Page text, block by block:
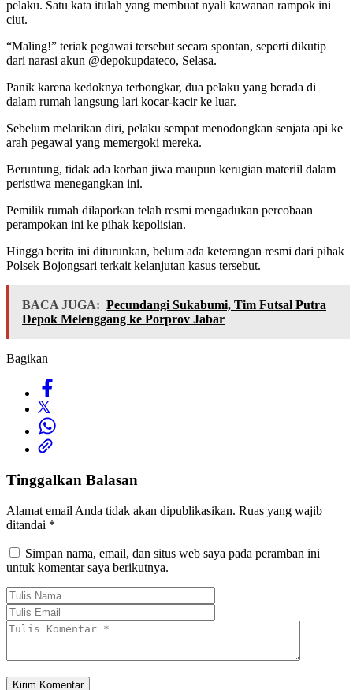
pelaku. Satu kata itulah yang membuat nyali kawanan rampok ini
ciut.
“Maling!” teriak pegawai tersebut secara spontan, seperti dikutip
dari narasi akun @depokupdateco, Selasa.
Panik karena kedoknya terbongkar, dua pelaku yang berada di
dalam rumah langsung lari kocar-kacir ke luar.
Sebelum melarikan diri, pelaku sempat menodongkan senjata api ke
arah pegawai yang memergoki mereka.
Beruntung, tidak ada korban jiwa maupun kerugian materiil dalam
peristiwa menegangkan ini.
Pemilik rumah dilaporkan telah resmi mengadukan percobaan
perampokan ini ke pihak kepolisian.
Hingga berita ini diturunkan, belum ada keterangan resmi dari pihak
Polsek Bojongsari terkait kelanjutan kasus tersebut.
BACA JUGA: Pecundangi Sukabumi, Tim Futsal Putra
Depok Melenggang ke Porprov Jabar
Bagikan
Tinggalkan Balasan
Alamat email Anda tidak akan dipublikasikan. Ruas yang wajib
ditandai *
Simpan nama, email, dan situs web saya pada peramban ini
untuk komentar saya berikutnya.